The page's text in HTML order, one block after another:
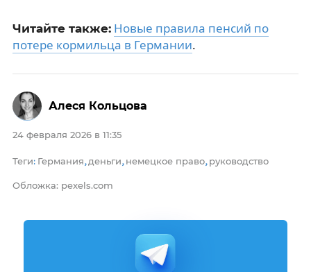
Читайте также: Новые правила пенсий по
потере кормильца в Германии.
24 февраля 2026 в 11:35
Теги: Германия, деньги, немецкое право, руководство
Обложка: pexels.com
Алеся Кольцова